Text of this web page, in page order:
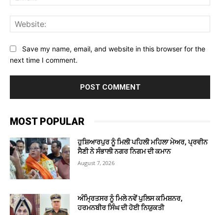
Save my name, email, and website in this browser for the
next time I comment.
MOST POPULAR
ਹੁਸ਼ਿਆਰਪੁਰ ਨੂੰ ਮਿਲੀ ਪਹਿਲੀ ਮਹਿਲਾ ਮੇਅਰ, ਪ੍ਰਵੀਨ
ਸੈਣੀ ਨੇ ਸੰਭਾਲੀ ਨਗਰ ਨਿਗਮ ਦੀ ਕਮਾਨ
August 7, 2026
ਅੰਮ੍ਰਿਤਸਰ ਨੂੰ ਮਿਲੇ ਨਵੇਂ ਪੁਲਿਸ ਕਮਿਸ਼ਨਰ,
ਹਰਮਨਬੀਰ ਸਿੰਘ ਦੀ ਹੋਈ ਨਿਯੁਕਤੀ